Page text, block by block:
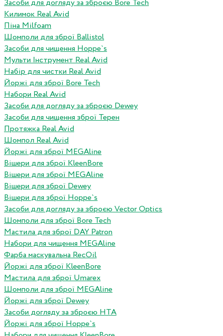
Засоби для догляду за зброєю Bore Tech
Килимок Real Avid
Піна Milfoam
Шомполи для зброї Ballistol
Засоби для чищення Hoppe`s
Мульти Інструмент Real Avid
Набір для чистки Real Avid
Йоржі для зброї Bore Tech
Набори Real Avid
Засоби для догляду за зброєю Dewey
Засоби для чищення зброї Терен
Протяжка Real Avid
Шомпол Real Avid
Йоржі для зброї MEGAline
Вішери для зброї KleenBore
Вішери для зброї MEGAline
Вішери для зброї Dewey
Вішери для зброї Hoppe`s
Засоби для догляду за зброєю Vector Optics
Шомполи для зброї Bore Tech
Мастила для зброї DAY Patron
Набори для чищення MEGAline
Фарба маскувальна RecOil
Йоржі для зброї KleenBore
Мастила для зброї Umarex
Шомполи для зброї MEGAline
Йоржі для зброї Dewey
Засоби догляду за зброєю HTA
Йоржі для зброї Hoppe`s